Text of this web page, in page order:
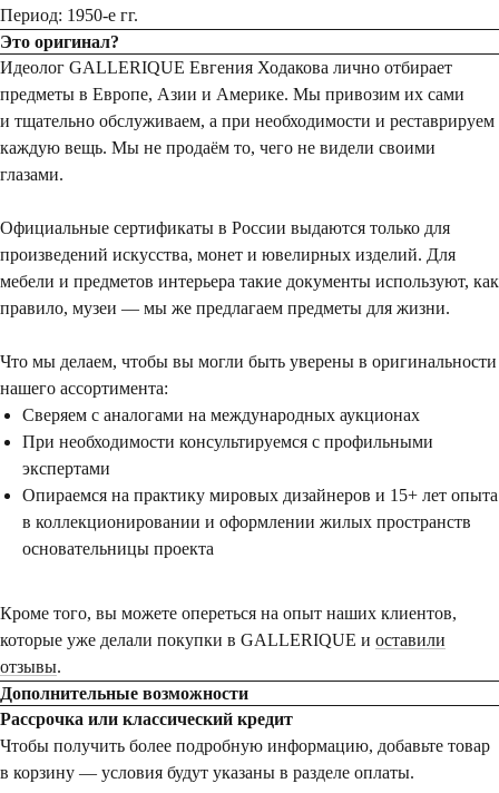
Период: 1950-е гг.
Это оригинал?
Идеолог GALLERIQUE Евгения Ходакова лично отбирает
предметы в Европе, Азии и Америке. Мы привозим их сами
и тщательно обслуживаем, а при необходимости и реставрируем
каждую вещь. Мы не продаём то, чего не видели своими
глазами.
Официальные сертификаты в России выдаются только для
произведений искусства, монет и ювелирных изделий. Для
мебели и предметов интерьера такие документы используют, как
правило, музеи — мы же предлагаем предметы для жизни.
Что мы делаем, чтобы вы могли быть уверены в оригинальности
нашего ассортимента:
Сверяем с аналогами на международных аукционах
При необходимости консультируемся с профильными
экспертами
Опираемся на практику мировых дизайнеров и 15+ лет опыта
в коллекционировании и оформлении жилых пространств
основательницы проекта
Кроме того, вы можете опереться на опыт наших клиентов,
которые уже делали покупки в GALLERIQUE и оставили
отзывы.
Дополнительные возможности
Рассрочка или классический кредит
Чтобы получить более подробную информацию, добавьте товар
в корзину — условия будут указаны в разделе оплаты.